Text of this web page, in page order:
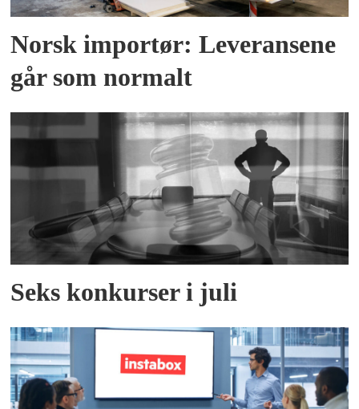
Norsk importør: Leveransene
går som normalt
Seks konkurser i juli